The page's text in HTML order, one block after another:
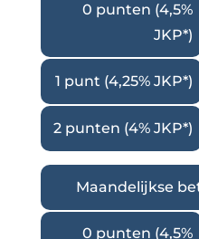
0 punten (4,5%
JKP*)
1 punt (4,25% JKP*)
2 punten (4% JKP*)
0 punten (4,5%
Maandelijkse